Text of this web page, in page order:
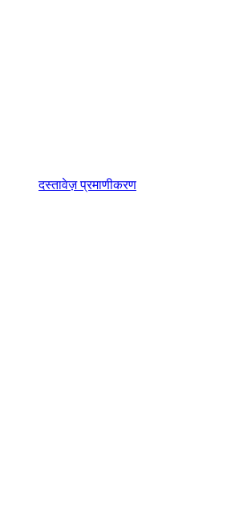
दस्तावेज़ प्रमाणीकरण